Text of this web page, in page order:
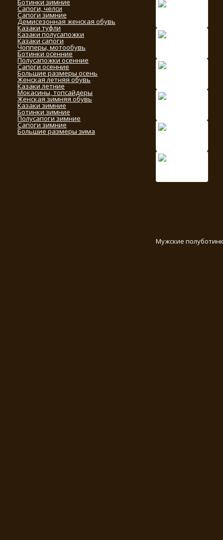
Ботинки зимние
Сапоги, челси
Сапоги зимние
Демисезонная женская обувь
Казаки туфли
Казаки полусапожки
Казаки сапоги
Чопперы, мотообувь
Ботинки осенние
Полусапожки осенние
Сапоги осенние
Большие размеры осень
Женская летняя обувь
Казаки летние
Мокасины, топсайдеры
Женская зимняя обувь
Казаки зимние
Ботинки зимние
Полусапоги зимние
Сапоги зимние
Большие размеры зима
Мужские